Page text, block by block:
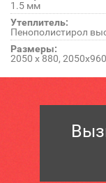
1.5 мм
Утеплитель:
Пенополистирол
Размеры:
2050 x 880, 2050х960